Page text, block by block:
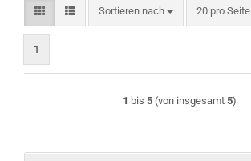
Sortieren nach
Sortieren nach 20 pro Seite
pro Seite
1
1 bis 5 (von insgesamt 5)